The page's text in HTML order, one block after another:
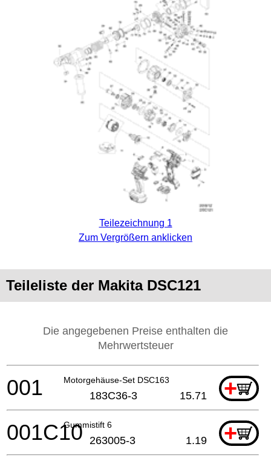
Teilezeichnung 1
Zum Vergrößern anklicken
Teileliste der Makita DSC121
Die angegebenen Preise enthalten die
Mehrwertsteuer
Motorgehäuse-Set DSC163 +
001 183C36-3 15.71
Gummistift 6 +
001C10 263005-3 1.19